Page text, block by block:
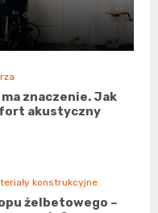
znaczenie. Jak
akustyczny
konstrukcyjne
żelbetowego –